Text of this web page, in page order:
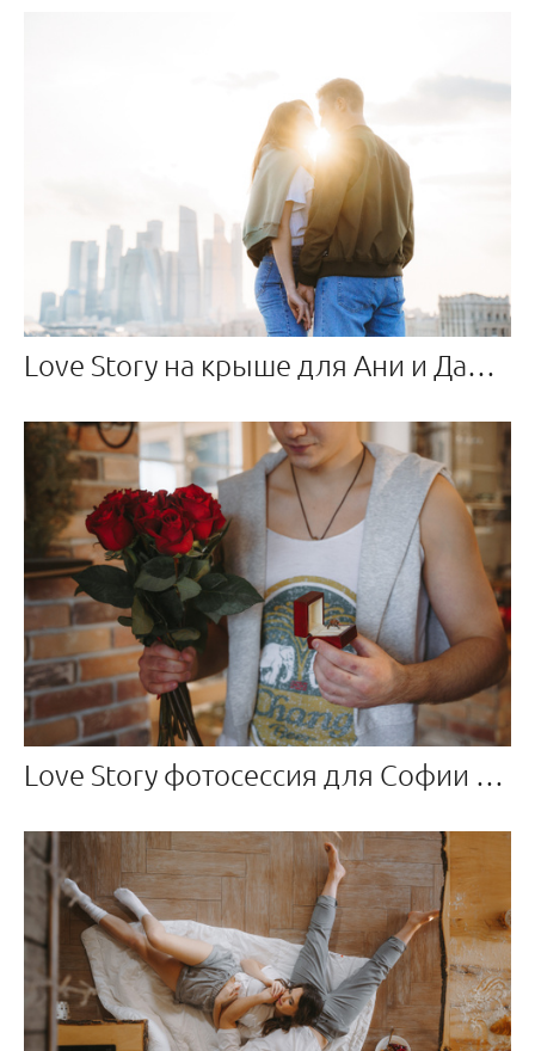
Love Story на крыше для Ани и Данилы
Love Story фотосессия для Софии и Александра